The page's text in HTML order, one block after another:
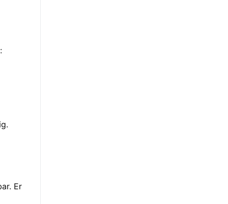
Er